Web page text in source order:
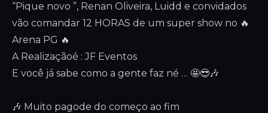
“Pique novo ”, Renan Oliveira, Luidd e convidados
vão comandar 12 HORAS de um super show no 🔥
Arena PG 🔥
A Realizaçãoé : JF Eventos
​E você já sabe como a gente faz né … 🤩😎🎶
🎶 Muito pagode do começo ao fim